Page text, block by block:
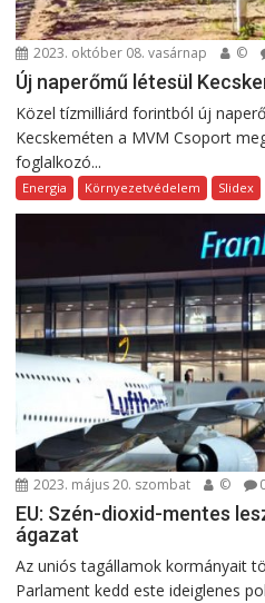
2023. október 08. vasárnap ©
Új naperőmű létesül
Közel tízmilliárd forintból új
Kecskeméten a MVM Csoport
foglalkozó...
Energia Környezetvédelem Slidex
2023. május 20. szombat ©
EU: Szén-dioxid-mentes
ágazat
Az uniós tagállamok kormányait
Parlament kedd este ideiglenes